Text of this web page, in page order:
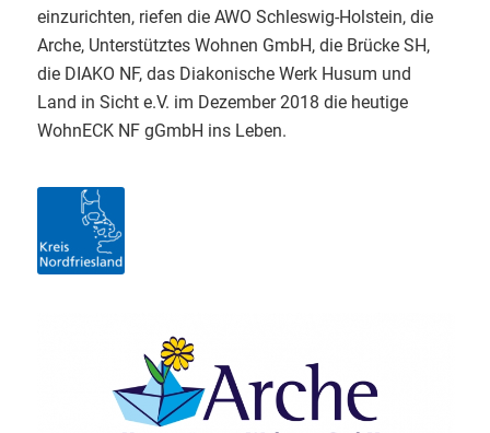
einzurichten, riefen die AWO Schleswig-Holstein, die
Arche, Unterstütztes Wohnen GmbH, die Brücke SH,
die DIAKO NF, das Diakonische Werk Husum und
Land in Sicht e.V. im Dezember 2018 die heutige
WohnECK NF gGmbH ins Leben.